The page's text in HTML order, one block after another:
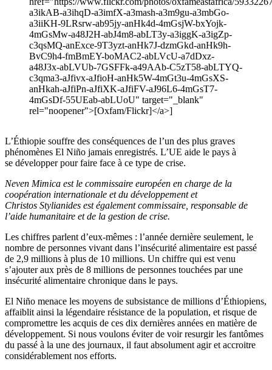
a3ikAB-a3ihqD-a3imfX-a3mash-a3m9gu-a3mbGo-
a3iiKH-9LRsrw-ab95jy-anHk4d-4mGsjW-bxYojk-
4mGsMw-a48J2H-abJ4m8-abLT3y-a3iggK-a3igZp-
c3qsMQ-anExce-9T3yzt-anHk7J-dzmGkd-anHk9h-
BvC9h4-fmBmEY-boMAC2-abLVcU-a7dDxz-
a48J3x-abLVUb-7GSFFk-a49AAb-C5zT58-abLTYQ-
c3qma3-aJfivx-aJfioH-anHk5W-4mGt3u-4mGsXS-
anHkah-aJfiPn-aJfiXK-aJfiFV-aJ96L6-4mGsT7-
4mGsDf-55UEab-abLUoU" target="_blank"
rel="noopener">[Oxfam/Flickr]</a>]
L’Éthiopie souffre des conséquences de l’un des plus graves
phénomènes El Niño jamais enregistrés. L’UE aide le pays à
se développer pour faire face à ce type de crise.
Neven Mimica est le commissaire européen en charge de la
coopération internationale et du développement et
Christos Stylianides est également commissaire, responsable de
l’aide humanitaire et de la gestion de crise.
Les chiffres parlent d’eux-mêmes : l’année dernière seulement, le
nombre de personnes vivant dans l’insécurité alimentaire est passé
de 2,9 millions à plus de 10 millions. Un chiffre qui est venu
s’ajouter aux près de 8 millions de personnes touchées par une
insécurité alimentaire chronique dans le pays.
El Niño menace les moyens de subsistance de millions d’Éthiopiens,
affaiblit ainsi la légendaire résistance de la population, et risque de
compromettre les acquis de ces dix dernières années en matière de
développement. Si nous voulons éviter de voir resurgir les fantômes
du passé à la une des journaux, il faut absolument agir et accroitre
considérablement nos efforts.